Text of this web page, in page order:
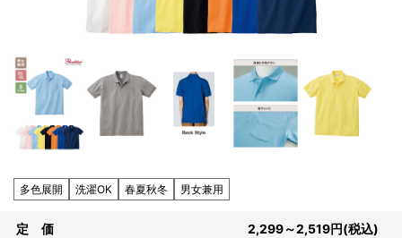
多色展開 洗濯OK 春夏秋冬 男女兼用
定 価 2,299～2,519円(税込)